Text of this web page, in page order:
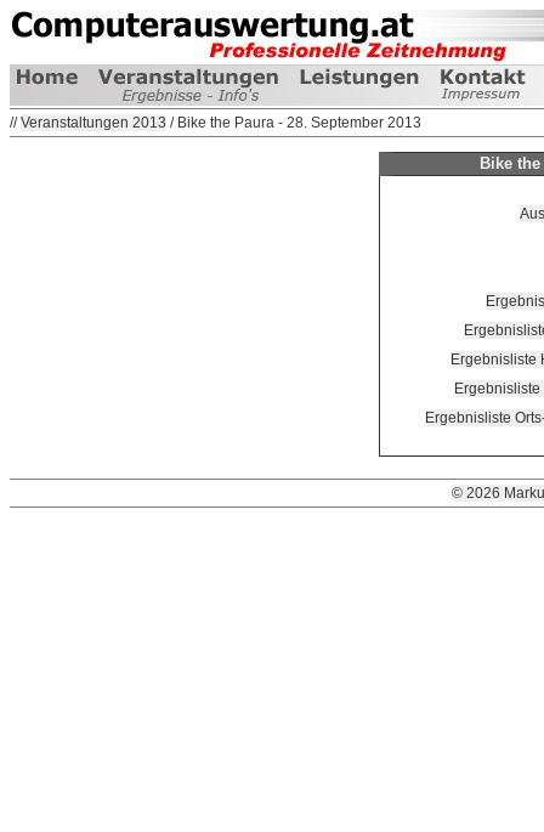
//Veranstaltungen 2013 / Bike the Paura - 28. September 2013
Bike
Ergebnisliste
Ergebnisliste
© 2026